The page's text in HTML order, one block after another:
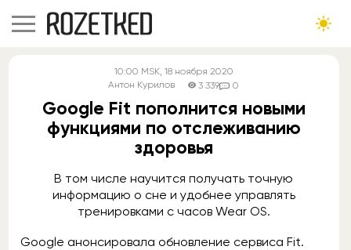
10:00 MSK, 18 ноября 2020
Антон Курилов
3 339 0
Google Fit пополнится новыми
функциями по отслеживанию
здоровья
В том числе научится получать точную
информацию о сне и удобнее управлять
тренировками с часов Wear OS.
Google анонсировала обновление сервиса Fit.